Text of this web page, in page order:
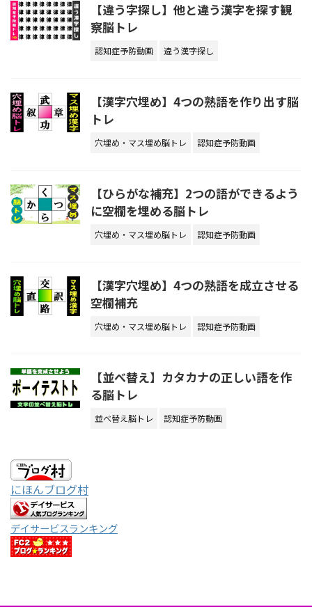
【違う字探し】他と違う漢字を探す観
察脳トレ
認知症予防動画 違う漢字探し
【漢字穴埋め】4つの熟語を作り出す脳
トレ
穴埋め・マス埋め脳トレ 認知症予防動画
【ひらがな補充】2つの語ができるよう
に空欄を埋める脳トレ
穴埋め・マス埋め脳トレ 認知症予防動画
【漢字穴埋め】4つの熟語を成立させる
空欄補充
穴埋め・マス埋め脳トレ 認知症予防動画
【並べ替え】カタカナの正しい語を作
る脳トレ
並べ替え脳トレ 認知症予防動画
にほんブログ村
デイサービスランキング